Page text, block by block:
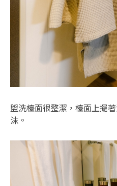
盥洗檯面很整潔，檯面上擺
沫。